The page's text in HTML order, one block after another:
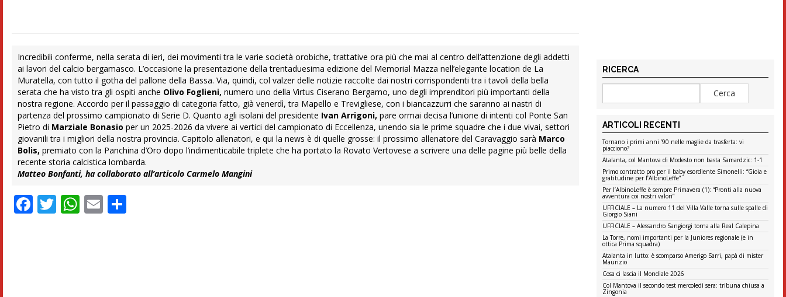
Incredibili conferme, nella serata di ieri, dei movimenti tra le varie società orobiche, trattative ora più che mai al centro dell’attenzione degli addetti
ai lavori del calcio bergamasco. L’occasione la presentazione della trentaduesima edizione del Memorial Mazza nell’elegante location de La
Muratella, con tutto il gotha del pallone della Bassa. Via, quindi, col valzer delle notizie raccolte dai nostri corrispondenti tra i tavoli della bella
serata che ha visto tra gli ospiti anche Olivo Foglieni, numero uno della Virtus Ciserano Bergamo, uno degli imprenditori più importanti della
nostra regione. Accordo per il passaggio di categoria fatto, già venerdì, tra Mapello e Trevigliese, con i biancazzurri che saranno ai nastri di
partenza del prossimo campionato di Serie D. Quanto agli isolani del presidente Ivan Arrigoni, pare ormai decisa l’unione di intenti col Ponte San
Pietro di Marziale Bonasio per un 2025-2026 da vivere ai vertici del campionato di Eccellenza, unendo sia le prime squadre che i due vivai, settori
giovanili tra i migliori della nostra provincia. Capitolo allenatori, e qui la news è di quelle grosse: il prossimo allenatore del Caravaggio sarà Marco
Bolis, premiato con la Panchina d’Oro dopo l’indimenticabile triplete che ha portato la Rovato Vertovese a scrivere una delle pagine più belle della
recente storia calcistica lombarda.
Matteo Bonfanti, ha collaborato all’articolo Carmelo Mangini
Facebook
Twitter
WhatsApp
Email
RICERCA
ARTICOLI RECENTI
Tornano i primi anni ’90 nelle maglie da trasferta: vi
piacciono?
Atalanta, col Mantova di Modesto non basta Samardzic: 1-1
Primo contratto pro per il baby esordiente Simonelli: “Gioia e
gratitudine per l’AlbinoLeffe”
Per l’AlbinoLeffe è sempre Primavera (1): “Pronti alla nuova
avventura coi nostri valori”
UFFICIALE – La numero 11 del Villa Valle torna sulle spalle di
Giorgio Siani
UFFICIALE – Alessandro Sangiorgi torna alla Real Calepina
La Torre, nomi importanti per la Juniores regionale (e in
ottica Prima squadra)
Atalanta in lutto: è scomparso Amerigo Sarri, papà di mister
Maurizio
Cosa ci lascia il Mondiale 2026
Col Mantova il secondo test mercoledì sera: tribuna chiusa a
Zingonia